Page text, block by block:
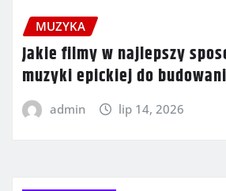
MUZYKA
Jakie filmy w najlepszy
muzyki epickiej do
admin lip 14, 2026